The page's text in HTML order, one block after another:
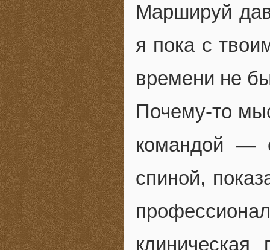
Маршируй
я пока с
времени не
Почему-то
командой —
спиной,